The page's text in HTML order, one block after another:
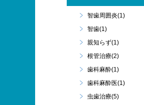
智歯周囲炎(1)
智歯(1)
親知らず(1)
根管治療(2)
歯科麻酔(1)
歯科麻酔医(1)
虫歯治療(5)